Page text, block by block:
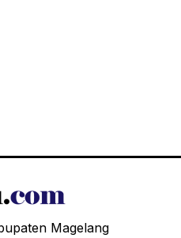
Magelang